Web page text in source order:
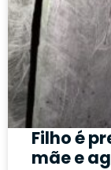
Filho é
mãe e